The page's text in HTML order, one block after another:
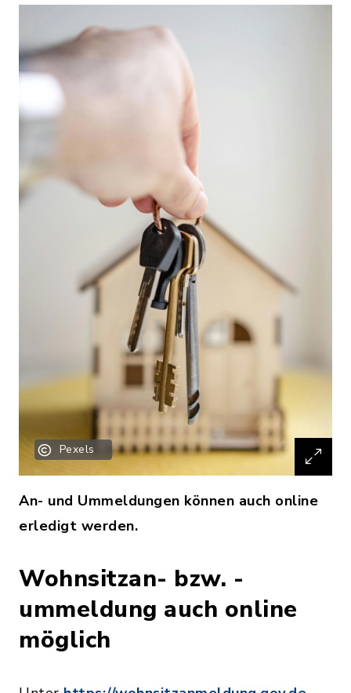
Pexels
An- und Ummeldungen können auch online
erledigt werden.
Wohnsitzan- bzw. -
ummeldung auch online
möglich